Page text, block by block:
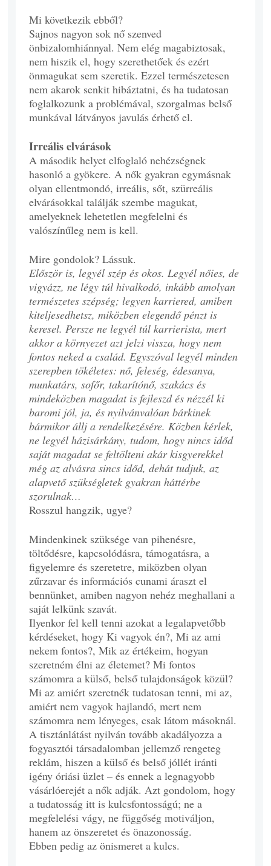
Mi következik ebből?
Sajnos nagyon sok nő szenved
önbizalomhiánnyal. Nem elég magabiztosak,
nem hiszik el, hogy szerethetőek és ezért
önmagukat sem szeretik. Ezzel természetesen
nem akarok senkit hibáztatni, és ha tudatosan
foglalkozunk a problémával, szorgalmas belső
munkával látványos javulás érhető el.
Irreális elvárások
A második helyet elfoglaló nehézségnek
hasonló a gyökere. A nők gyakran egymásnak
olyan ellentmondó, irreális, sőt, szürreális
elvárásokkal találják szembe magukat,
amelyeknek lehetetlen megfelelni és
valószínűleg nem is kell.
Mire gondolok? Lássuk.
Először is, legyél szép és okos. Legyél nőies, de
vigyázz, ne légy túl hivalkodó, inkább amolyan
természetes szépség; legyen karriered, amiben
kiteljesedhetsz, miközben elegendő pénzt is
keresel. Persze ne legyél túl karrierista, mert
akkor a környezet azt jelzi vissza, hogy nem
fontos neked a család. Egyszóval legyél minden
szerepben tökéletes: nő, feleség, édesanya,
munkatárs, sofőr, takarítónő, szakács és
mindeközben magadat is fejleszd és nézzél ki
baromi jól, ja, és nyilvánvalóan bárkinek
bármikor állj a rendelkezésére. Közben kérlek,
ne legyél házisárkány, tudom, hogy nincs időd
saját magadat se feltölteni akár kisgyerekkel
még az alvásra sincs időd, dehát tudjuk, az
alapvető szükségletek gyakran háttérbe
szorulnak…
Rosszul hangzik, ugye?
Mindenkinek szüksége van pihenésre,
töltődésre, kapcsolódásra, támogatásra, a
figyelemre és szeretetre, miközben olyan
zűrzavar és információs cunami áraszt el
bennünket, amiben nagyon nehéz meghallani a
saját lelkünk szavát.
Ilyenkor fel kell tenni azokat a legalapvetőbb
kérdéseket, hogy Ki vagyok én?, Mi az ami
nekem fontos?, Mik az értékeim, hogyan
szeretném élni az életemet? Mi fontos
számomra a külső, belső tulajdonságok közül?
Mi az amiért szeretnék tudatosan tenni, mi az,
amiért nem vagyok hajlandó, mert nem
számomra nem lényeges, csak látom másoknál.
A tisztánlátást nyilván tovább akadályozza a
fogyasztói társadalomban jellemző rengeteg
reklám, hiszen a külső és belső jóllét iránti
igény óriási üzlet – és ennek a legnagyobb
vásárlóerejét a nők adják. Azt gondolom, hogy
a tudatosság itt is kulcsfontosságú; ne a
megfelelési vágy, ne függőség motiváljon,
hanem az önszeretet és önazonosság.
Ebben pedig az önismeret a kulcs.